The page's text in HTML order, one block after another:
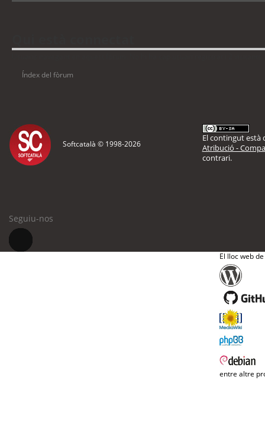
Índex del fòrum
Softcatalà © 1998-2026
El contingut està
Atribució -
contrari.
Seguiu-nos
El lloc web
entre altre